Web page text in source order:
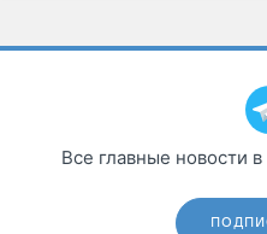
Все главные новости